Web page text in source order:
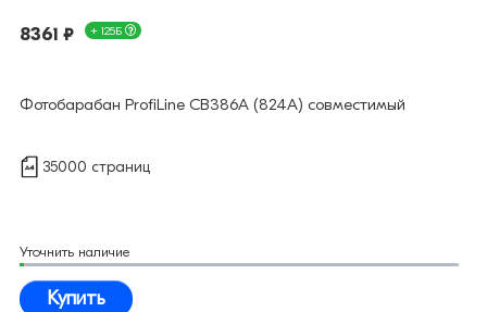
8361 ₽ + 125Б
Фотобарабан ProfiLine CB386A (824A) совместимый
35000 страниц
Уточнить наличие
Купить